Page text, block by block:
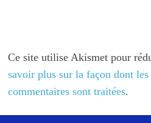
Ce site utilise Akismet pour
savoir plus sur la façon dont les
commentaires sont traitées.